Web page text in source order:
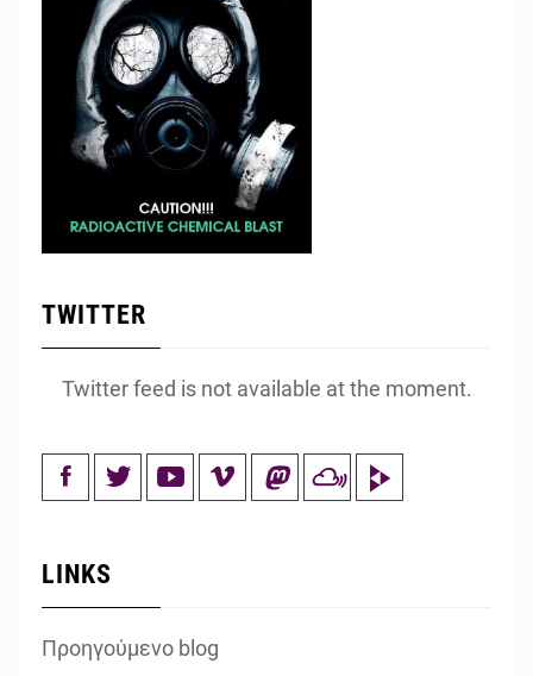
TWITTER
Twitter feed is not available at the moment.
LINKS
Προηγούμενο blog